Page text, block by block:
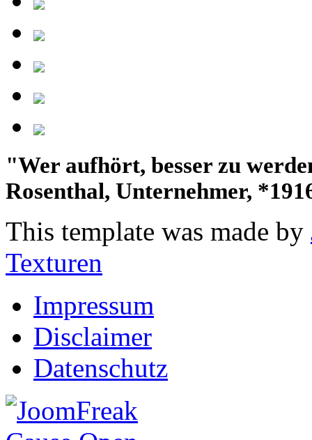
"Wer aufhört, besser zu
Rosenthal, Unternehmer,
This template was made by
Texturen
Impressum
Disclaimer
Datenschutz